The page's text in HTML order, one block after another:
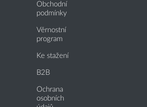
Obchodní
podmínky
Věrnostní
program
Ke stažení
B2B
Ochrana
osobních